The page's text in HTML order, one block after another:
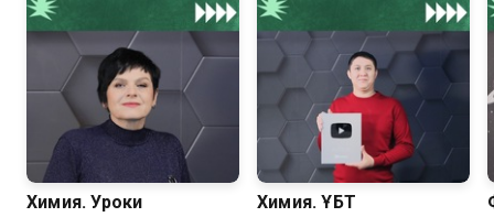
Химия. Уроки Химия. ҰБТ